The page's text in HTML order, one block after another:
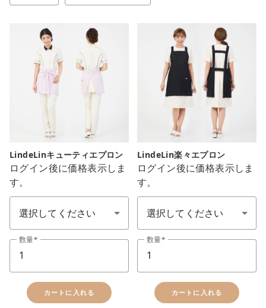
LindeLinキューティエプロン
ログイン後に価格表示しま
す。
ユニフォーム カラー(制服顏色)(包含鞋子))
数量
カートに入れる
LindeLin楽々エプロン
ログイン後に価格表示しま
す。
色：カラ-
数量
カートに入れる